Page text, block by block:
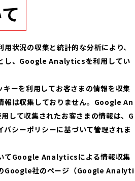
状況の収集と統計的な分析により、
し、Google Analyticsを利用してい
ーを利用してお客さまの情報を収集
報は収集しておりません。Google An
して収集されたお客さまの情報は、G
シーポリシーに基づいて管理されま
てGoogle Analyticsによる情報収集
Google社のページ（Google Analyti